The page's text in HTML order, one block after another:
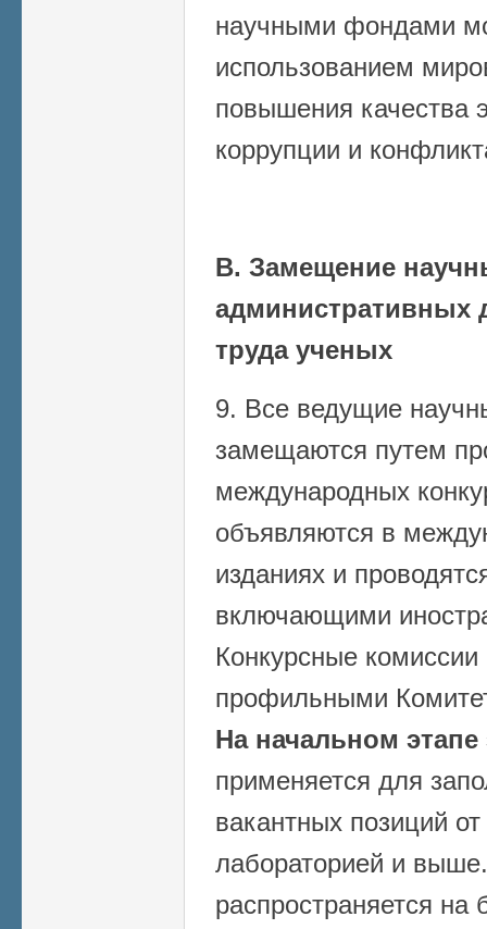
научными фондами
использованием
повышения качества
коррупции и
В. Замещение
административных
труда ученых
9. Все ведущие
замещаются путем
международных
объявляются в
изданиях и
включающими
Конкурсные комиссии
профильными
На начальном этапе
применяется для
вакантных позиций
лабораторией и
распространяется на